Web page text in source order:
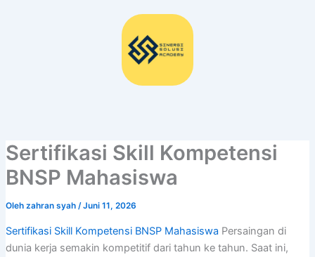
Sertifikasi Skill Kompetensi
BNSP Mahasiswa
Oleh zahran syah /Juni 11, 2026
Sertifikasi Skill Kompetensi BNSP Mahasiswa Persaingan di
dunia kerja semakin kompetitif dari tahun ke tahun. Saat ini,